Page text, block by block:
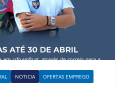
NOTICIA OFERTAS EMPREGO